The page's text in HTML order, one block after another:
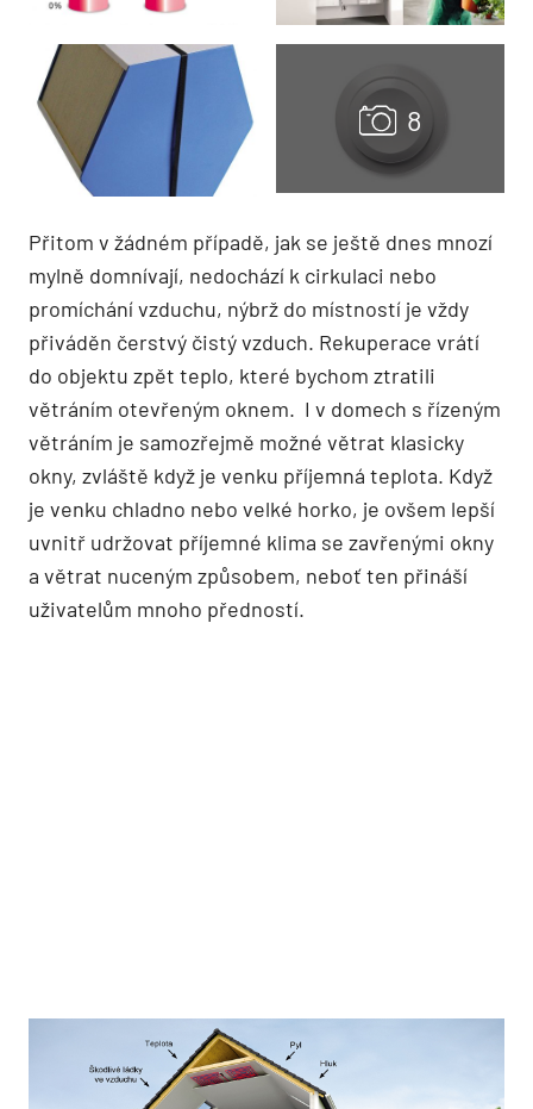
Přitom v žádném případě, jak se ještě dnes mnozí
mylně domnívají, nedochází k cirkulaci nebo
promíchání vzduchu, nýbrž do místností je vždy
přiváděn čerstvý čistý vzduch. Rekuperace vrátí
do objektu zpět teplo, které bychom ztratili
větráním otevřeným oknem. I v domech s řízeným
větráním je samozřejmě možné větrat klasicky
okny, zvláště když je venku příjemná teplota. Když
je venku chladno nebo velké horko, je ovšem lepší
uvnitř udržovat příjemné klima se zavřenými okny
a větrat nuceným způsobem, neboť ten přináší
uživatelům mnoho předností.